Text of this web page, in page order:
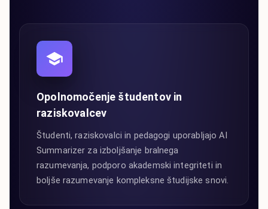
Opolnomočenje študentov in
raziskovalcev
Študenti, raziskovalci in pedagogi uporabljajo AI
Summarizer za izboljšanje bralnega
razumevanja, podporo akademski integriteti in
boljše razumevanje kompleksne študijske snovi.